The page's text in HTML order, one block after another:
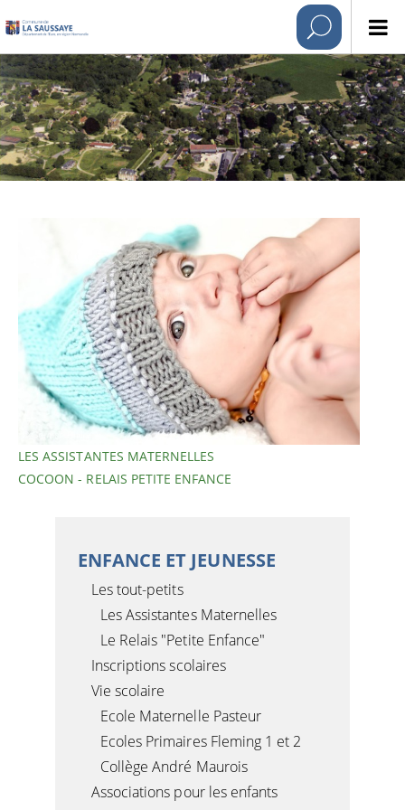
LES ASSISTANTES MATERNELLES
COCOON - RELAIS PETITE ENFANCE
ENFANCE ET JEUNESSE
Les tout-petits
Les Assistantes Maternelles
Le Relais "Petite Enfance"
Inscriptions scolaires
Vie scolaire
Ecole Maternelle Pasteur
Ecoles Primaires Fleming 1 et 2
Collège André Maurois
Associations pour les enfants